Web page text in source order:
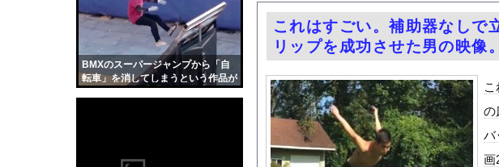
BMXのスーパージャンプから「自
転車」を消してしまうという作品が
【画像】ブス巨乳が一番抜ける←これまじ？？？
兵庫斎藤知事、県の海外事務所を全廃へ「公務員が
【悲報】女さん、事故（全治4ヶ月半・車は廃車）
昨日ラーメン屋行ったらめっちゃ味薄かったんや
グラドル小森香乃の18歳になりたてピチピチ可愛す
【北海道】『クマスプレーを誤って噴射してしまい
『君のことが大大大大大好きな100人の彼女』17話
これはすごい。補助器なしで
リップを成功させた男の映像。
の
バ
画